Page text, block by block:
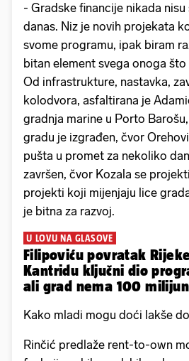
- Gradske financije nikada
danas. Niz je novih projekata
svome programu, ipak biram
bitan element svega onoga
Od infrastrukture, nastavka,
kolodvora, asfaltirana je
gradnja marine u Porto
gradu je izgrađen, čvor
pušta u promet za nekoliko
završen, čvor Kozala se
projekti koji mijenjaju lice
je bitna za razvoj.
U LOVU NA GLASOVE
Filipoviću povratak
Kantridu ključni dio
ali grad nema 100
Kako mladi mogu doći lakše
Rinčić predlaže rent-to-own